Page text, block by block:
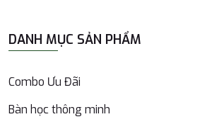
DANH MỤC SẢN PHẨM
Combo Ưu Đãi
Bàn học thông minh